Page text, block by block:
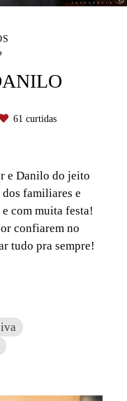
61 curtidas
e Danilo do jeito
dos familiares e
com muita festa!
confiarem no
tudo pra sempre!